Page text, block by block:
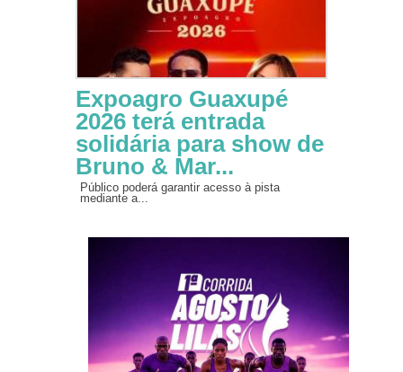
Expoagro Guaxupé
2026 terá entrada
solidária para show de
Bruno & Mar...
Público poderá garantir acesso à pista
mediante a...